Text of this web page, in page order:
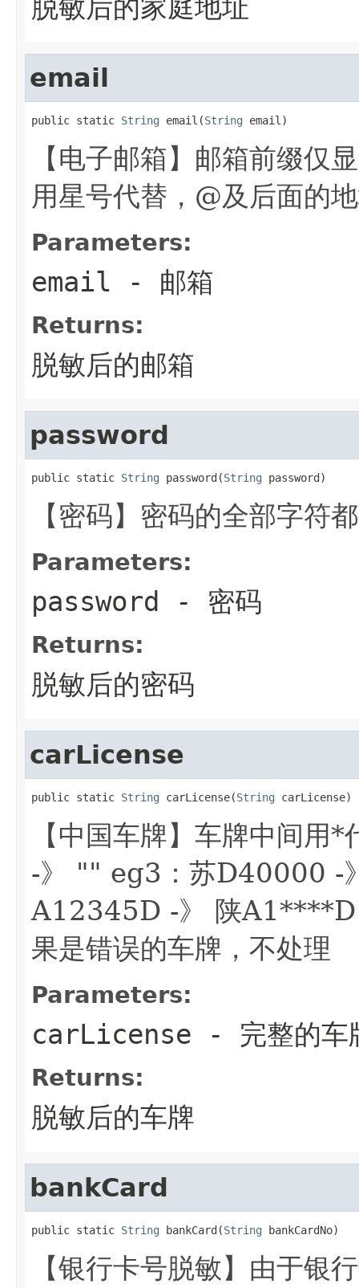
脱敏后的家庭地址
email
public static String email(String email)
【电子邮箱】邮箱前缀仅
用星号代替，@及后面的
Parameters:
email - 邮箱
Returns:
脱敏后的邮箱
password
public static String password(String password)
【密码】密码的全部字
Parameters:
password - 密码
Returns:
脱敏后的密码
carLicense
public static String carLicense(String carLicense)
【中国车牌】车牌中间
-》 "" eg3：苏D40000 -
A12345D -》 陕
果是错误的车牌，不处理
Parameters:
carLicense - 完整的车
Returns:
脱敏后的车牌
bankCard
public static String bankCard(String bankCardNo)
【银行卡号脱敏】由于银